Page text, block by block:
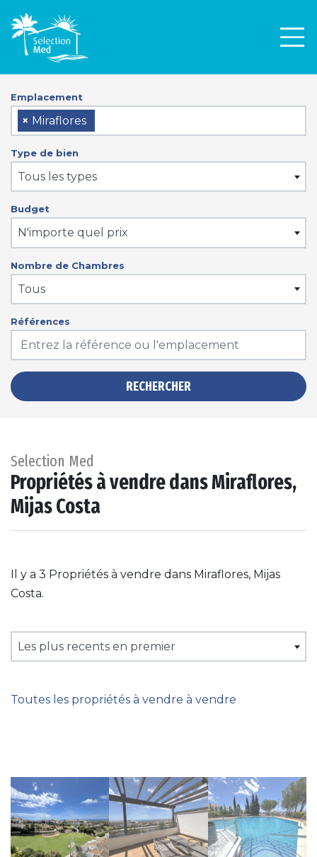
Emplacement
× Miraflores
Type de bien
Tous les types
Budget
N'importe quel prix
Nombre de Chambres
Tous
Références
RECHERCHER
Selection Med
Propriétés à vendre dans Miraflores,
Mijas Costa
Il y a 3 Propriétés à vendre dans Miraflores, Mijas
Costa.
Les plus recents en premier
Toutes les propriétés à vendre à vendre